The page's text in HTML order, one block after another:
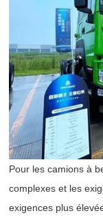
Pour les camions à
complexes et les
exigences plus